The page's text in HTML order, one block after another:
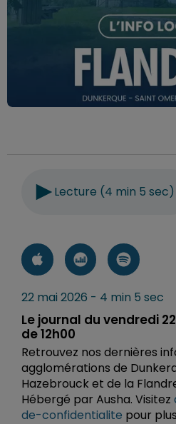
Lecture (4 min 5 sec)
22 mai 2026 - 4 min 5 sec
Le journal du vendredi
de 12h00
Retrouvez nos dernières
agglomérations de
Hazebrouck et de la
Hébergé par Ausha. Visitez
de-confidentialite pour